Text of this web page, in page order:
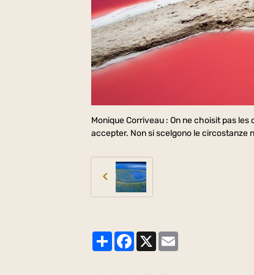
Monique Corriveau : On ne choisit pas
accepter. Non si scelgono le circostanze
PartagerFacebook
X